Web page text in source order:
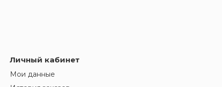
Личный кабинет
Мои данные